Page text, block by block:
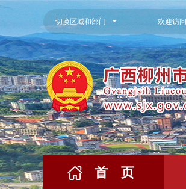
切换区域和部门 欢迎访
首 页